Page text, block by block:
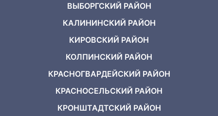
ВЫБОРГСКИЙ РАЙОН
КАЛИНИНСКИЙ РАЙОН
КИРОВСКИЙ РАЙОН
КОЛПИНСКИЙ РАЙОН
КРАСНОГВАРДЕЙСКИЙ РАЙОН
КРАСНОСЕЛЬСКИЙ РАЙОН
КРОНШТАДТСКИЙ РАЙОН